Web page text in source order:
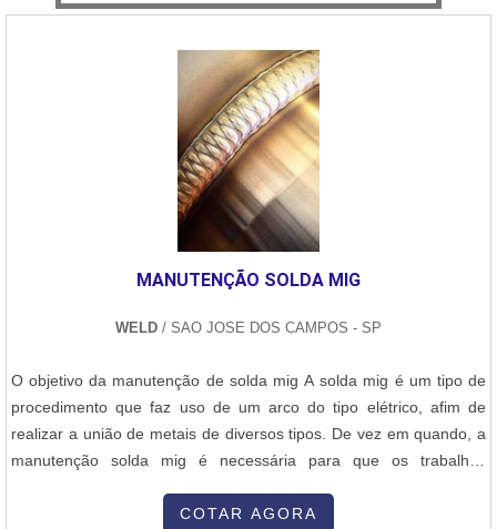
MANUTENÇÃO SOLDA MIG
WELD / SAO JOSE DOS CAMPOS - SP
O objetivo da manutenção de solda mig A solda mig é um tipo de
procedimento que faz uso de um arco do tipo elétrico, afim de
realizar a união de metais de diversos tipos. De vez em quando, a
manutenção solda mig é necessária para que os trabalhos
manutenção - Mais qualidade em termos de manutenção,- Preço
COTAR AGORA